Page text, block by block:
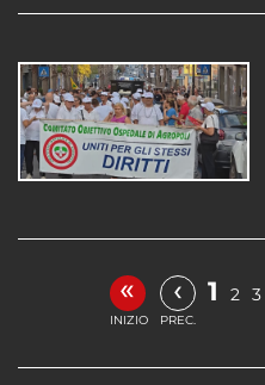
«
INIZIO
‹
PREC.
1 2 3